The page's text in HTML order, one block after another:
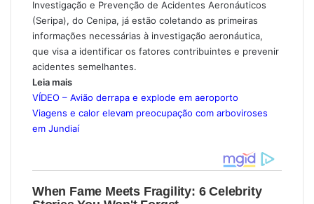
Investigação e Prevenção de Acidentes Aeronáuticos
(Seripa), do Cenipa, já estão coletando as primeiras
informações necessárias à investigação aeronáutica,
que visa a identificar os fatores contribuintes e prevenir
acidentes semelhantes.
Leia mais
VÍDEO – Avião derrapa e explode em aeroporto
Viagens e calor elevam preocupação com arboviroses
em Jundiaí